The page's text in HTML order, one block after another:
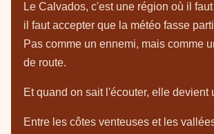
Le Calvados, c'est une région où il
il faut accepter que la météo fasse
Pas comme un ennemi, mais comme
de route.
Et quand on sait l'écouter, elle devient
Entre les côtes venteuses et les